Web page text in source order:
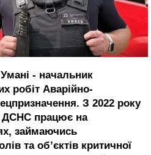
- начальник
робіт Аварійно-
З 2022 року
ДСНС працює на
займаючись
та об’єктів критичної